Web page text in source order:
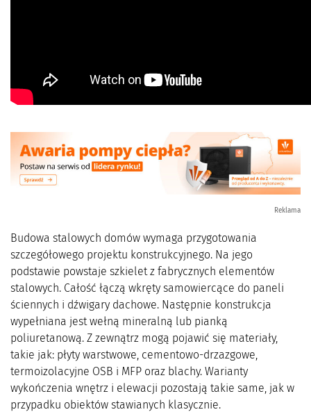
Reklama
Budowa stalowych domów wymaga przygotowania
szczegółowego projektu konstrukcyjnego. Na jego
podstawie powstaje szkielet z fabrycznych elementów
stalowych. Całość łączą wkręty samowiercące do paneli
ściennych i dźwigary dachowe. Następnie konstrukcja
wypełniana jest wełną mineralną lub pianką
poliuretanową. Z zewnątrz mogą pojawić się materiały,
takie jak: płyty warstwowe, cementowo-drzazgowe,
termoizolacyjne OSB i MFP oraz blachy. Warianty
wykończenia wnętrz i elewacji pozostają takie same, jak w
przypadku obiektów stawianych klasycznie.